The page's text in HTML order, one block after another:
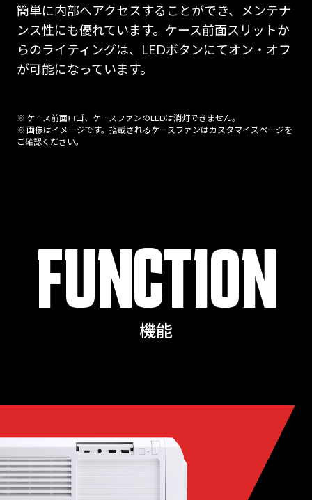
簡単に内部へアクセスすることができ、メンテナ
ンス性にも優れています。ケース前面スリットか
らのライティングは、LEDボタンにてオン・オフ
が可能になっています。
※ ケース前面ロゴ、ケースファンのLEDは消灯できません。
※ 画像はイメージです。搭載されるケースファンはカスタマイズページを
ご確認ください。
FUNCTION
機能